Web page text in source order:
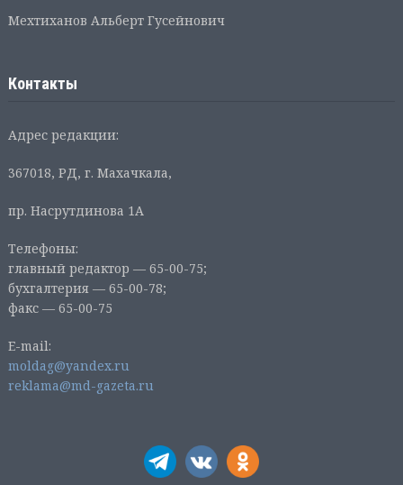
Мехтиханов Альберт Гусейнович
Контакты
Адрес редакции:
367018, РД, г. Махачкала,
пр. Насрутдинова 1А
Телефоны:
главный редактор — 65-00-75;
бухгалтерия — 65-00-78;
факс — 65-00-75
E-mail:
moldag@yandex.ru
reklama@md-gazeta.ru